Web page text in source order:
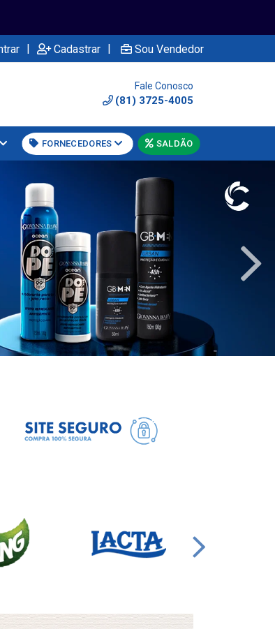
| Cadastrar | Sou Vendedor
Fale Conosco
(81) 3725-4005
FORNECEDORES SALDÃO